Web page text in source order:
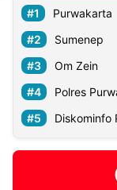
Purwakarta
Sumenep
Om Zein
Polres
Diskominfo